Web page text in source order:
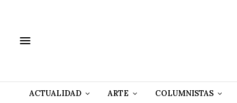
ACTUALIDAD ARTE COLUMNISTAS